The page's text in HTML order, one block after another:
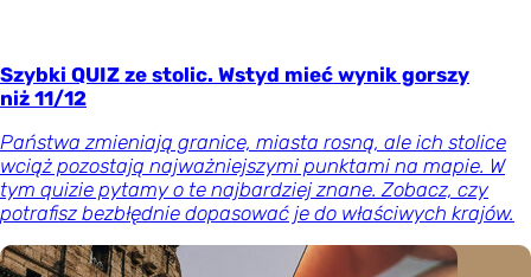
Szybki QUIZ ze stolic. Wstyd mieć wynik gorszy
niż 11/12
Państwa zmieniają granice, miasta rosną, ale ich stolice
wciąż pozostają najważniejszymi punktami na mapie. W
tym quizie pytamy o te najbardziej znane. Zobacz, czy
potrafisz bezbłędnie dopasować je do właściwych krajów.